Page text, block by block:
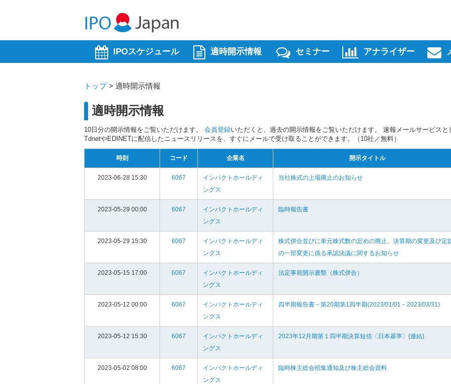
IPOスケジュール 適時開示情報 セミナー アナライザー
トップ> 適時開示情報
適時開示情報
10日分の開示情報をご覧いただけます。 会員登録いただくと、過去の開示情報をご覧いただけます。 速報メールサービスと
TdnetやEDINETに配信したニュースリリースを、すぐにメールで受け取ることができます。（10社／無料）
時刻 コード 企業名 開示タイトル
2023-06-28 15:30 6067
インパクトホールディ
ングス
当社株式の上場廃止のお知らせ
2023-05-29 00:00 6067
インパクトホールディ
ングス
臨時報告書
2023-05-29 15:30 6067
インパクトホールディ
ングス
株式併合並びに単元株式数の定めの廃止、決算期の変更及び定
の一部変更に係る承認決議に関するお知らせ
2023-05-15 17:00 6067
インパクトホールディ
ングス
法定事前開示書類（株式併合）
2023-05-12 00:00 6067
インパクトホールディ
ングス
四半期報告書－第20期第1四半期(2023/01/01－2023/03/31)
2023-05-12 15:30 6067
インパクトホールディ
ングス
2023年12月期第１四半期決算短信〔日本基準〕(連結)
2023-05-02 08:00 6067
インパクトホールディ
ングス
臨時株主総会招集通知及び株主総会資料